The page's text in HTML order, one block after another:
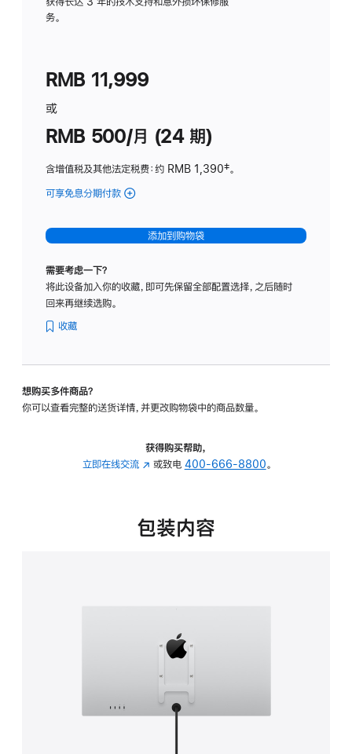
务。
RMB 11,999
或
RMB 500/月 (24 期)
含增值税及其他法定税费：约 RMB 1,390脚
‡。
可享免息分期付款 (Studio
-
标
璃
转
的
添加到购物袋
需要考虑一下？
将此设备加入你的收藏，即可先保留全部配置选择，之后随时
回来再继续选购。
收藏
想购买多件商品？
你可以查看完整的送货详情，并更改购物袋中的商品数量。
获得购买帮助，
立即在线交流 (在
中
或致电 400-666-8800。
包装内容